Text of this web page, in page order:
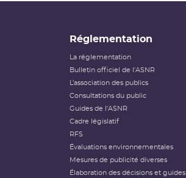
Réglementation
La réglementation
Bulletin officiel de l'ASNR
L’association des publics
Consultations du public
Guides de l'ASNR
Cadre législatif
RFS
Évaluations environnementales
Mesures de publicité diverses
Élaboration des décisions et guides